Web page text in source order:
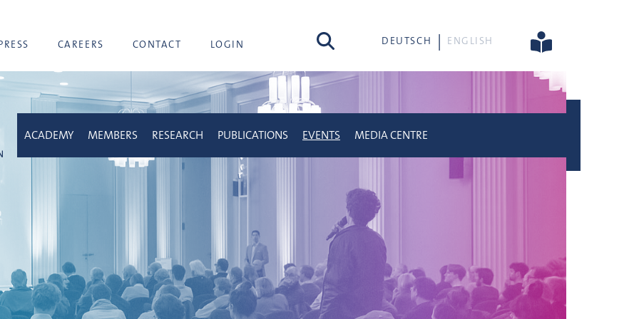
CAREERS CONTACT LOGIN search DEUTSCH ENGLISH
ACADEMY MEMBERS RESEARCH PUBLICATIONS EVENTS MEDIA CENTRE